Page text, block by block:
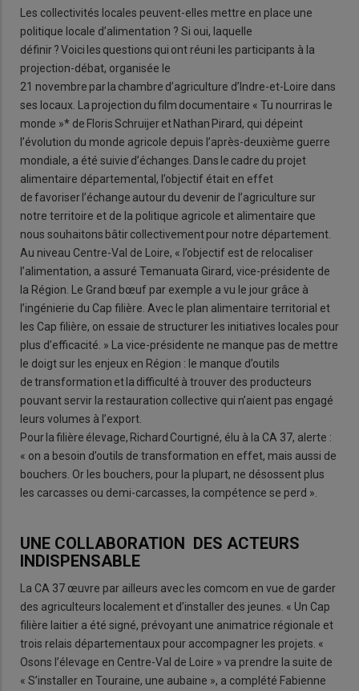
Les collectivités locales peuvent-elles mettre en place une
politique locale d’alimentation ? Si oui, laquelle
définir ? Voici les questions qui ont réuni les participants à la
projection-débat, organisée le
21 novembre par la chambre d’agriculture d’Indre-et-Loire dans
ses locaux. La projection du film documentaire « Tu nourriras le
monde »* de Floris Schruijer et Nathan Pirard, qui dépeint
l’évolution du monde agricole depuis l’après-deuxième guerre
mondiale, a été suivie d’échanges. Dans le cadre du projet
alimentaire départemental, l’objectif était en effet
de favoriser l’échange autour du devenir de l’agriculture sur
notre territoire et de la politique agricole et alimentaire que
nous souhaitons bâtir collectivement pour notre département.
Au niveau Centre-Val de Loire, « l’objectif est de relocaliser
l’alimentation, a assuré Temanuata Girard, vice-présidente de
la Région. Le Grand bœuf par exemple a vu le jour grâce à
l’ingénierie du Cap filière. Avec le plan alimentaire territorial et
les Cap filière, on essaie de structurer les initiatives locales pour
plus d’efficacité. » La vice-présidente ne manque pas de mettre
le doigt sur les enjeux en Région : le manque d’outils
de transformation et la difficulté à trouver des producteurs
pouvant servir la restauration collective qui n’aient pas engagé
leurs volumes à l’export.
Pour la filière élevage, Richard Courtigné, élu à la CA 37, alerte :
« on a besoin d’outils de transformation en effet, mais aussi de
bouchers. Or les bouchers, pour la plupart, ne désossent plus
les carcasses ou demi-carcasses, la compétence se perd ».
UNE COLLABORATION DES ACTEURS
INDISPENSABLE
La CA 37 œuvre par ailleurs avec les comcom en vue de garder
des agriculteurs localement et d’installer des jeunes. « Un Cap
filière laitier a été signé, prévoyant une animatrice régionale et
trois relais départementaux pour accompagner les projets. «
Osons l’élevage en Centre-Val de Loire » va prendre la suite de
« S’installer en Touraine, une aubaine », a complété Fabienne